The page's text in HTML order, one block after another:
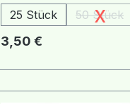
25 Stück
50 Stück
x
Regulärer Preis:
3,50 €